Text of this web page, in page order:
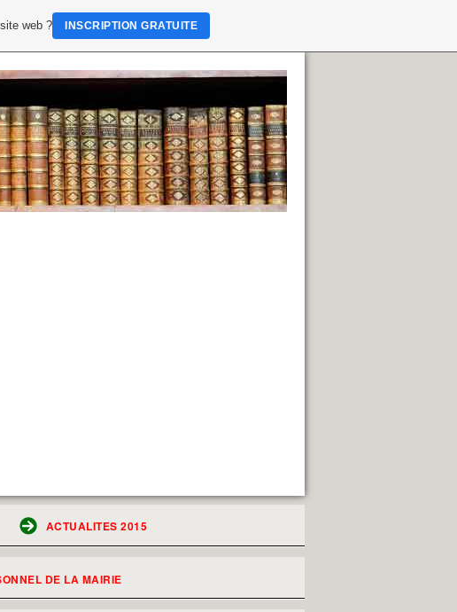
ACTUALITES 2015
DE LA MAIRIE
web ? INSCRIPTION GRATUITE